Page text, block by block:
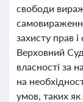
свободи
захисту прав
Верховний
власності за
на
умов, таких як